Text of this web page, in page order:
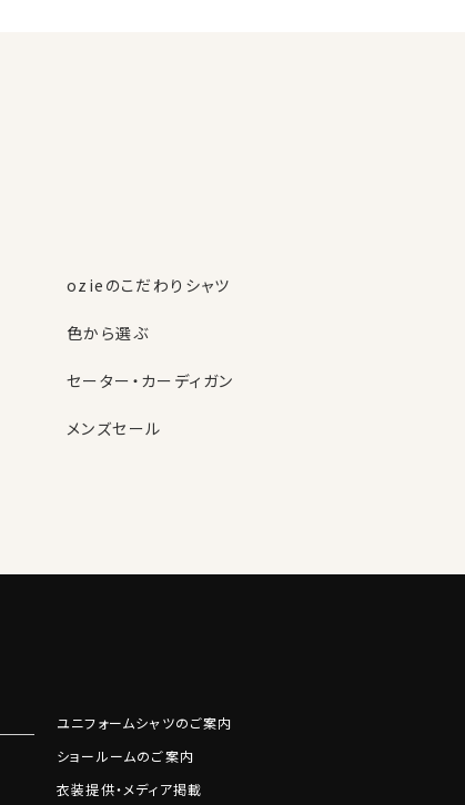
ozieのこだわりシャツ
色から選ぶ
セーター・カーディガン
メンズセール
ユニフォームシャツのご案内
ショールームのご案内
衣装提供・メディア掲載